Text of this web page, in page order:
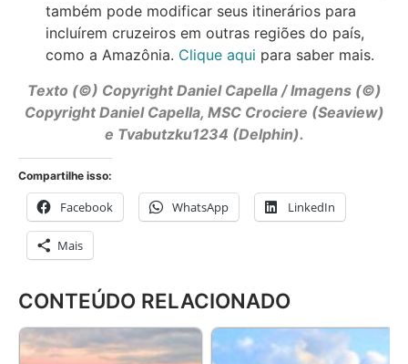
também pode modificar seus itinerários para
incluírem cruzeiros em outras regiões do país,
como a Amazônia. Clique aqui para saber mais.
Texto (©) Copyright Daniel Capella / Imagens (©)
Copyright Daniel Capella, MSC Crociere (Seaview)
e Tvabutzku1234 (Delphin).
Compartilhe isso:
Facebook WhatsApp LinkedIn
Mais
CONTEÚDO RELACIONADO